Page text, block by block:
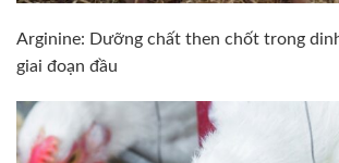
Arginine: Dưỡng chất then chốt trong
giai đoạn đầu